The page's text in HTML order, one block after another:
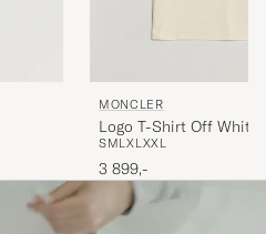
MONCLER
Logo T-Shirt Off White
SMLXLXXL
3 899,-